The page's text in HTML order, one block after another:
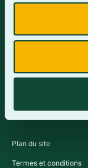
Plan du site
Termes et conditions